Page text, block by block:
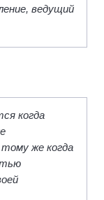
ведущий
когда
же когда